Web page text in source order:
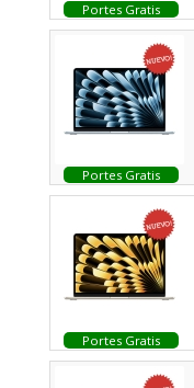
Portes Gratis
Portes Gratis
Portes Gratis